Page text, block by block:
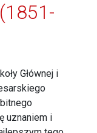
Głównej i
uznaniem i